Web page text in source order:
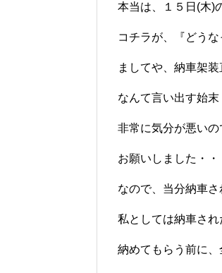
本当は、１５日(木)
コチラが、『どう
ましてや、納車架
なんて言い出す始
非常に気分が悪い
お願いしました・・
なので、当分納車さ
私としては納車され
納めてもらう前に、